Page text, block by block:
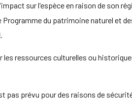
sur l'espèce en raison de son
du patrimoine naturel et
ressources culturelles ou
pas prévu pour des raisons de